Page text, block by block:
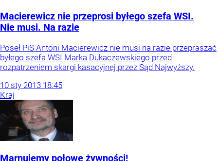
Macierewicz nie przeprosi byłego szefa WSI.
Nie musi. Na razie
Poseł PiS Antoni Macierewicz nie musi na razie przepraszać
byłego szefa WSI Marka Dukaczewskiego przed
rozpatrzeniem skargi kasacyjnej przez Sąd Najwyższy.
10 sty 2013 18:45
Kraj
Marnujemy połowę żywności!